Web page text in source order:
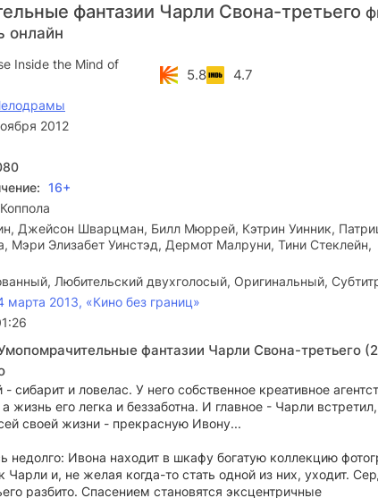
фантазии Чарли Свона-третьего
онлайн
Inside the Mind of
5.8 4.7
2012
16+
Джейсон Шварцман, Билл Мюррей, Кэтрин Уинник,
Мэри Элизабет Уинстэд, Дермот Малруни, Тини Стеклейн,
Любительский двухголосый, Оригинальный,
марта 2013, «Кино без границ»
фантазии Чарли Свона-третьего
сибарит и ловелас. У него собственное креативное
жизнь его легка и беззаботна. И главное - Чарли встретил,
своей жизни - прекрасную Ивону...
недолго: Ивона находит в шкафу богатую коллекцию
и, не желая когда-то стать одной из них, уходит.
разбито. Спасением становятся эксцентричные